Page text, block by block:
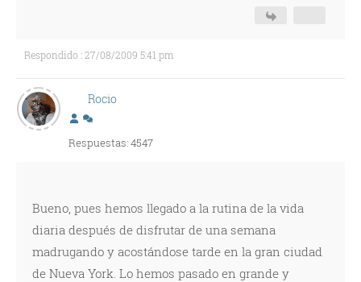
Respondido : 27/08/2009 5:41 pm
Rocio
Respuestas: 4547
Bueno, pues hemos llegado a la rutina de la vida
diaria después de disfrutar de una semana
madrugando y acostándose tarde en la gran ciudad
de Nueva York. Lo hemos pasado en grande y